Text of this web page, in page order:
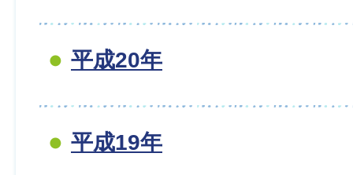
平成20年
平成19年